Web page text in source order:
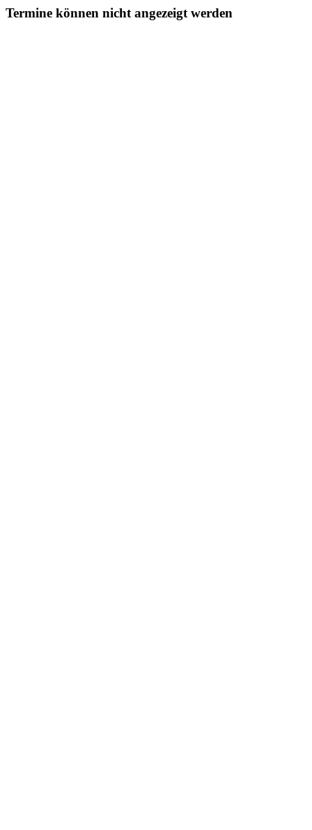
Termine können nicht angezeigt werden